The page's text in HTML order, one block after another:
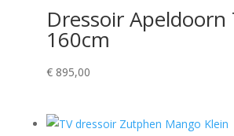
Dressoir Apeldoorn
160cm
€895,00